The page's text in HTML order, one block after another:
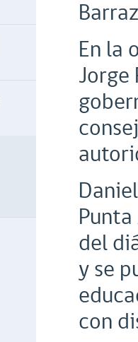
En la
Jorge
del
y se
con